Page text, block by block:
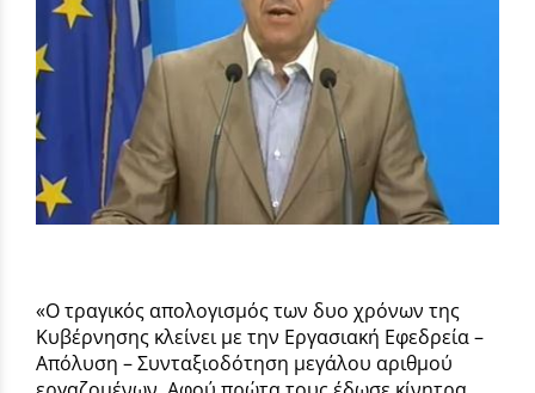
«Ο τραγικός απολογισμός των δυο χρόνων της
Κυβέρνησης κλείνει με την Εργασιακή Εφεδρεία –
Απόλυση – Συνταξιοδότηση μεγάλου αριθμού